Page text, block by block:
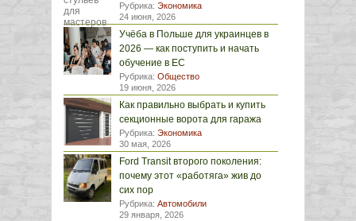
Рубрика: Экономика
24 июня, 2026
Учёба в Польше для украинцев в
2026 — как поступить и начать
обучение в ЕС
Рубрика: Общество
19 июня, 2026
Как правильно выбрать и купить
секционные ворота для гаража
Рубрика: Экономика
30 мая, 2026
Ford Transit второго поколения:
почему этот «работяга» жив до
сих пор
Рубрика: Автомобили
29 января, 2026